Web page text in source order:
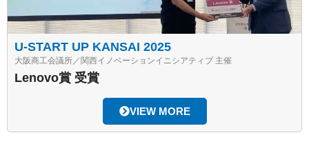
U-START UP KANSAI 2025
大阪商工会議所／関西イノベーションイニシアティブ 主催
Lenovo賞 受賞
VIEW MORE